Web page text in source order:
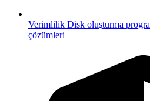
Verimlilik Disk oluşturma
çözümleri